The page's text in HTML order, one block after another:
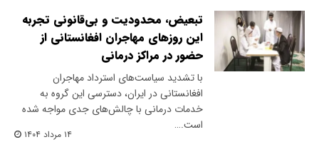
تبعیض، محدودیت و بی‌قانونی تجربه
این روزهای مهاجران افغانستانی از
حضور در مراکز درمانی
با تشدید سیاست‌های استرداد مهاجران
افغانستانی در ایران، دسترسی این گروه به
خدمات درمانی با چالش‌های جدی مواجه شده
است.…
۱۴ مرداد ۱۴۰۴